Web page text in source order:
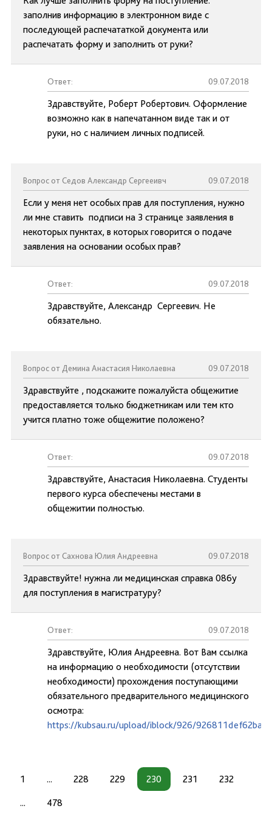
заполнив информацию в электронном виде с
последующей распечататкой документа или
распечатать форму и заполнить от руки?
Ответ: 09.07.2018
Здравствуйте, Роберт Робертович. Оформление
возможно как в напечатанном виде так и от
руки, но с наличием личных подписей.
Вопрос от Седов Александр Сергееивч 09.07.2018
Если у меня нет особых прав для поступления, нужно
ли мне ставить подписи на 3 странице заявления в
некоторых пунктах, в которых говорится о подаче
заявления на основании особых прав?
Ответ: 09.07.2018
Здравствуйте, Александр Сергеевич. Не
обязательно.
Вопрос от Демина Анастасия Николаевна 09.07.2018
Здравствуйте , подскажите пожалуйста общежитие
предоставляется только бюджетникам или тем кто
учится платно тоже общежитие положено?
Ответ: 09.07.2018
Здравствуйте, Анастасия Николаевна. Студенты
первого курса обеспечены местами в
общежитии полностью.
Вопрос от Сахнова Юлия Андреевна 09.07.2018
Здравствуйте! нужна ли медицинская справка 086у
для поступления в магистратуру?
Ответ: 09.07.2018
Здравствуйте, Юлия Андреевна. Вот Вам ссылка
на информацию о необходимости (отсутствии
необходимости) прохождения поступающими
обязательного предварительного медицинского
осмотра:
https://kubsau.ru/upload/iblock/926/
1 ... 228 229 230 231 232
... 478